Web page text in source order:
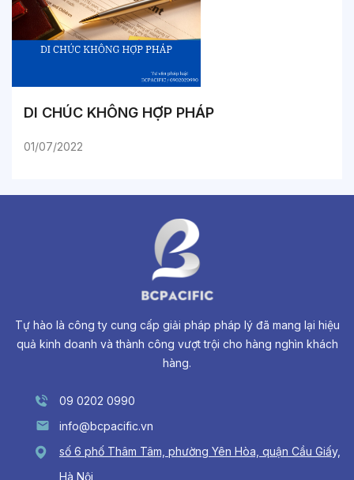
DI CHÚC KHÔNG HỢP PHÁP
01/07/2022
Tự hào là công ty cung cấp giải pháp pháp lý đã mang lại hiệu
quả kinh doanh và thành công vượt trội cho hàng nghìn khách
hàng.
09 0202 0990
info@bcpacific.vn
số 6 phố Thâm Tâm, phường Yên Hòa, quận Cầu Giấy,
Hà Nội